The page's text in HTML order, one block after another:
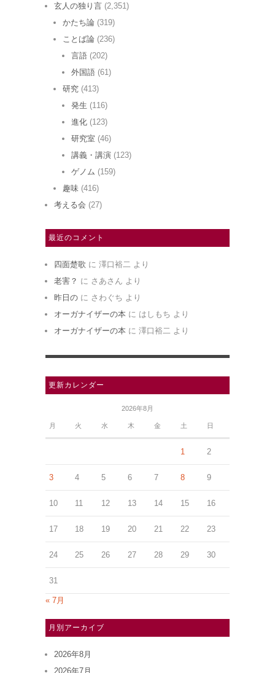
玄人の独り言 (2,351)
かたち論 (319)
ことば論 (236)
言語 (202)
外国語 (61)
研究 (413)
発生 (116)
進化 (123)
研究室 (46)
講義・講演 (123)
ゲノム (159)
趣味 (416)
考える会 (27)
最近のコメント
四面楚歌 に 澤口裕二 より
老害？ に さあさん より
昨日の に さわぐち より
オーガナイザーの本 に はしもち より
オーガナイザーの本 に 澤口裕二 より
更新カレンダー
2026年8月
月 火 水 木 金 土 日
1 2
3 4 5 6 7 8 9
10 11 12 13 14 15 16
17 18 19 20 21 22 23
24 25 26 27 28 29 30
31
« 7月
月別アーカイブ
2026年8月
2026年7月